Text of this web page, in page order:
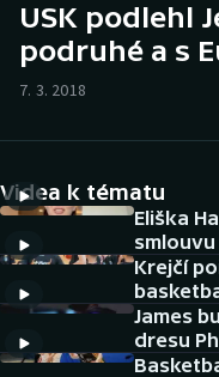
Hokej
Cyklistika
DALŠÍ SPORTY
Americký fotbal
NEPŘEHLÉDNĚTE
USK podlehl
podruhé a s
7. 3. 2018
Videa k tématu
Eliška
smlouvu
Krejčí
James
dresu